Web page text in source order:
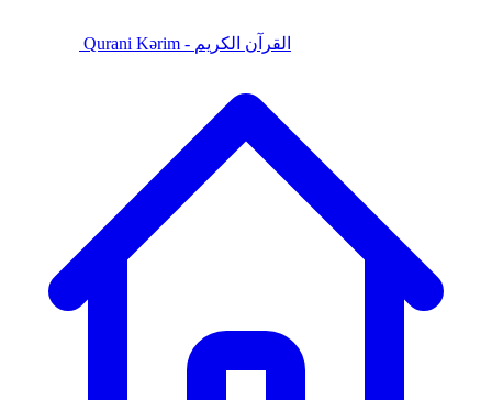
Qurani Kərim - القرآن الكريم